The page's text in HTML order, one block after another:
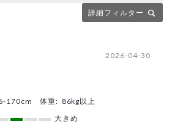
詳細フィルター
2026-04-30
170cm 体重: 86kg以上
大きめ